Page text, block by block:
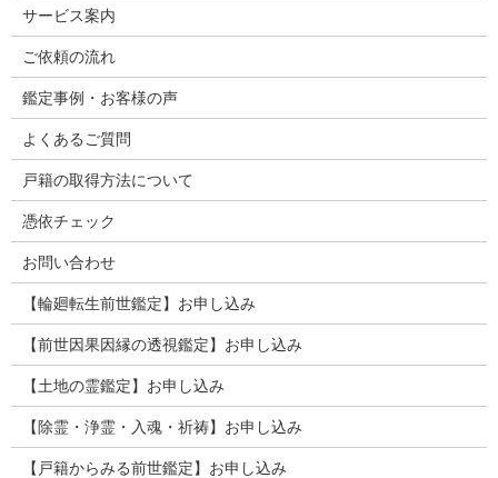
サービス案内
ご依頼の流れ
鑑定事例・お客様の声
よくあるご質問
戸籍の取得方法について
憑依チェック
お問い合わせ
【輪廻転生前世鑑定】お申し込み
【前世因果因縁の透視鑑定】お申し込み
【土地の霊鑑定】お申し込み
【除霊・浄霊・入魂・祈祷】お申し込み
【戸籍からみる前世鑑定】お申し込み